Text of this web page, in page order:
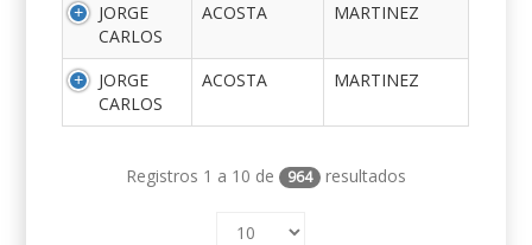
JORGE
CARLOS
ACOSTA MARTINEZ
JORGE
CARLOS
ACOSTA MARTINEZ
Registros 1 a 10 de 964 resultados